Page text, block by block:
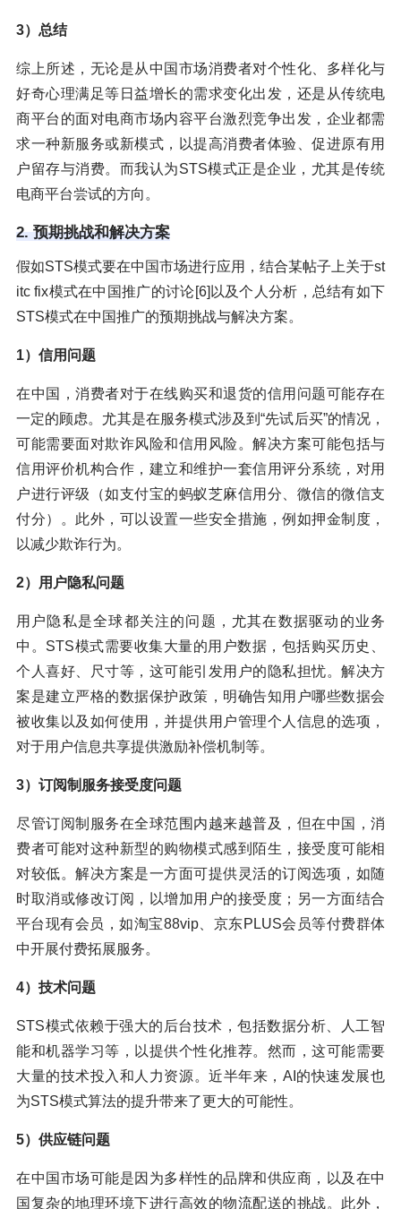
3）总结
综上所述，无论是从中国市场消费者对个性化、多样化与
好奇心理满足等日益增长的需求变化出发，还是从传统电
商平台的面对电商市场内容平台激烈竞争出发，企业都需
求一种新服务或新模式，以提高消费者体验、促进原有用
户留存与消费。而我认为STS模式正是企业，尤其是传统
电商平台尝试的方向。
2. 预期挑战和解决方案
假如STS模式要在中国市场进行应用，结合某帖子上关于st
itc fix模式在中国推广的讨论[6]以及个人分析，总结有如下
STS模式在中国推广的预期挑战与解决方案。
1）信用问题
在中国，消费者对于在线购买和退货的信用问题可能存在
一定的顾虑。尤其是在服务模式涉及到“先试后买”的情况，
可能需要面对欺诈风险和信用风险。解决方案可能包括与
信用评价机构合作，建立和维护一套信用评分系统，对用
户进行评级（如支付宝的蚂蚁芝麻信用分、微信的微信支
付分）。此外，可以设置一些安全措施，例如押金制度，
以减少欺诈行为。
2）用户隐私问题
用户隐私是全球都关注的问题，尤其在数据驱动的业务
中。STS模式需要收集大量的用户数据，包括购买历史、
个人喜好、尺寸等，这可能引发用户的隐私担忧。解决方
案是建立严格的数据保护政策，明确告知用户哪些数据会
被收集以及如何使用，并提供用户管理个人信息的选项，
对于用户信息共享提供激励补偿机制等。
3）订阅制服务接受度问题
尽管订阅制服务在全球范围内越来越普及，但在中国，消
费者可能对这种新型的购物模式感到陌生，接受度可能相
对较低。解决方案是一方面可提供灵活的订阅选项，如随
时取消或修改订阅，以增加用户的接受度；另一方面结合
平台现有会员，如淘宝88vip、京东PLUS会员等付费群体
中开展付费拓展服务。
4）技术问题
STS模式依赖于强大的后台技术，包括数据分析、人工智
能和机器学习等，以提供个性化推荐。然而，这可能需要
大量的技术投入和人力资源。近半年来，AI的快速发展也
为STS模式算法的提升带来了更大的可能性。
5）供应链问题
在中国市场可能是因为多样性的品牌和供应商，以及在中
国复杂的地理环境下进行高效的物流配送的挑战。此外，